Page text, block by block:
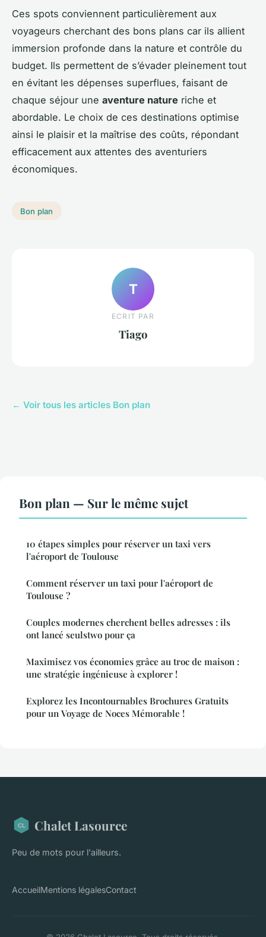
Ces spots conviennent particulièrement aux
voyageurs cherchant des bons plans car ils allient
immersion profonde dans la nature et contrôle du
budget. Ils permettent de s’évader pleinement tout
en évitant les dépenses superflues, faisant de
chaque séjour une aventure nature riche et
abordable. Le choix de ces destinations optimise
ainsi le plaisir et la maîtrise des coûts, répondant
efficacement aux attentes des aventuriers
économiques.
Bon plan
T
ECRIT PAR
Tiago
← Voir tous les articles Bon plan
Bon plan — Sur le même sujet
10 étapes simples pour réserver un taxi vers
l'aéroport de Toulouse
Comment réserver un taxi pour l'aéroport de
Toulouse ?
Couples modernes cherchent belles adresses : ils
ont lancé seulstwo pour ça
Maximisez vos économies grâce au troc de maison :
une stratégie ingénieuse à explorer !
Explorez les Incontournables Brochures Gratuits
pour un Voyage de Noces Mémorable !
Chalet Lasource
Peu de mots pour l'ailleurs.
AccueilMentions légalesContact